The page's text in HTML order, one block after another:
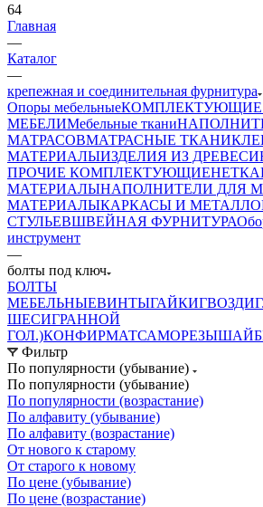
64
Главная
—
Каталог
—
крепежная и соединительная фурнитура
Опоры мебельныеКОМПЛЕКТУЮЩИЕ
МЕБЕЛИМебельные ткани
МАТРАСОВМАТРАСНЫЕ ТКАНИ
МАТЕРИАЛЫИЗДЕЛИЯ ИЗ
ПРОЧИЕ КОМПЛЕКТУЮЩИЕ
МАТЕРИАЛЫНАПОЛНИТЕЛИ ДЛЯ
МАТЕРИАЛЫКАРКАСЫ И
СТУЛЬЕВШВЕЙНАЯ ФУРНИТУРА
инструмент
—
болты под ключ
БОЛТЫ
МЕБЕЛЬНЫЕВИНТЫГАЙКИГВОЗДИ
ШЕСИГРАННОЙ
ГОЛ.)КОНФИРМАТСАМОРЕЗЫ
Фильтр
По популярности (убывание)
По популярности (убывание)
По популярности (возрастание)
По алфавиту (убывание)
По алфавиту (возрастание)
От нового к старому
От старого к новому
По цене (убывание)
По цене (возрастание)